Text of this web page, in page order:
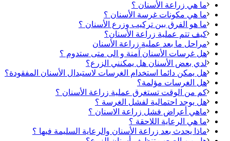
ما هي زراعة الأسنان ؟
ما هي مكونات غرسة الأسنان ؟
ما هو الفرق بين تركيب وزرع الأسنان ؟
كيف تتم عملية زراعة الأسنان؟
مراحل ما بعد عملية زراعة الأسنان
هل غرسات الأسنان آمنة و الى متى ستدوم ؟
لدي بعض الأسنان هل يمكنني الزرع؟
هل يمكن دائما استخدام الغرسات لاستبدال الأسنان المفقودة؟
هل الغرسات مؤلمة؟
كم من الوقت تستغرق عملية زراعة الأسنان ؟
هل يوجد احتمالية لفشل الغرسة ؟
ماهي أعراض فشل زراعة الاسنان ؟
ما هي الرعاية اللاحقة ؟
ماذا يحدث بعد زراعة الأسنان والرعاية السليمة فيها ؟